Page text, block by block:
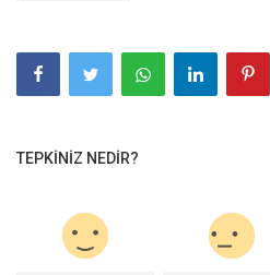
TEPKINIZ NEDIR?